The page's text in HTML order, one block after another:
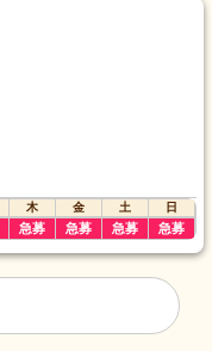
木 金 土
日
急募 急募 急募 急募